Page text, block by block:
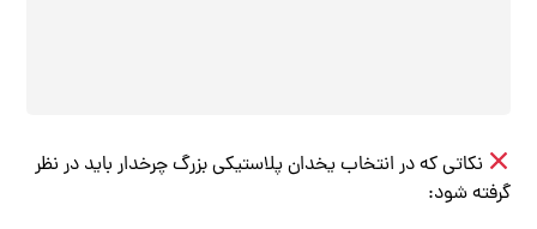
نکاتی که در انتخاب یخدان پلاستیکی بزرگ چرخدار باید در نظر
گرفته شود: